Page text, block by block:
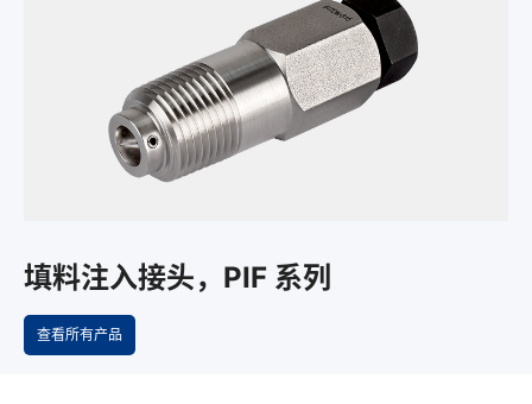
填料注入接头，PIF 系列
查看所有产品